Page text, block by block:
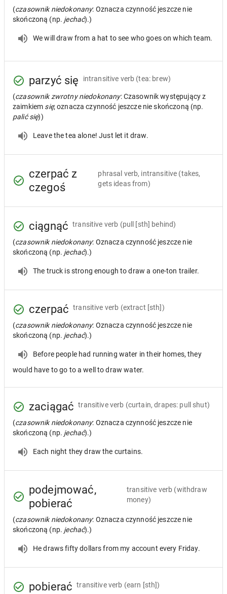
(czasownik niedokonany: Oznacza czynność jeszcze nie
skończoną (np. jechać).)
We will draw from a hat to see who goes on which team.
parzyć się intransitive verb (tea: brew)
(czasownik zwrotny niedokonany: Czasownik występujący z
zaimkiem się; oznacza czynność jeszcze nie skończoną (np.
palić się))
Leave the tea alone! Just let it draw.
czerpać z
czegoś
phrasal verb, intransitive (takes,
gets ideas from)
ciągnąć transitive verb (pull [sth] behind)
(czasownik niedokonany: Oznacza czynność jeszcze nie
skończoną (np. jechać).)
The truck is strong enough to draw a one-ton trailer.
czerpać transitive verb (extract [sth])
(czasownik niedokonany: Oznacza czynność jeszcze nie
skończoną (np. jechać).)
Before people had running water in their homes, they
would have to go to a well to draw water.
zaciągać transitive verb (curtain, drapes: pull shut)
(czasownik niedokonany: Oznacza czynność jeszcze nie
skończoną (np. jechać).)
Each night they draw the curtains.
podejmować,
pobierać
transitive verb (withdraw
money)
(czasownik niedokonany: Oznacza czynność jeszcze nie
skończoną (np. jechać).)
He draws fifty dollars from my account every Friday.
pobierać transitive verb (earn [sth])